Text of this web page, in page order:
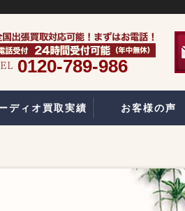
0120-789-986
ディオ買取実績 お客様の声